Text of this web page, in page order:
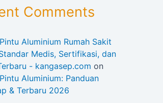
Comments
Aluminium Rumah Sakit
Medis, Sertifikasi, dan
- kangasep.com on
Aluminium: Panduan
& Terbaru 2026